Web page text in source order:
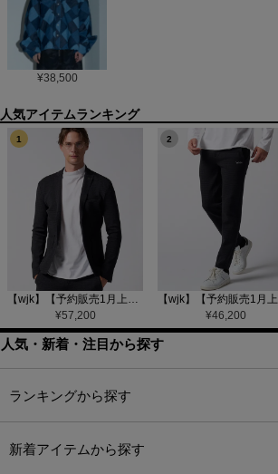
¥38,500
1
【wjk】【予約販売1月上旬～中旬入荷】function knit jacket(jacquard check) ニットジャケット(207 mw08j)
¥57,200
2
¥46,200
人気・新着・注目から探す
ランキングから探す
新着アイテムから探す